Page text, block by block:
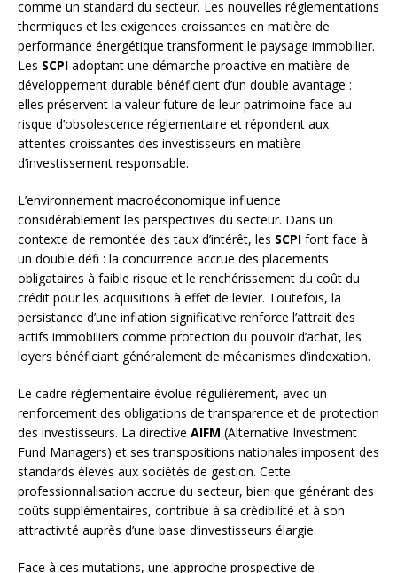
comme un standard du secteur. Les nouvelles réglementations
thermiques et les exigences croissantes en matière de
performance énergétique transforment le paysage immobilier.
Les SCPI adoptant une démarche proactive en matière de
développement durable bénéficient d’un double avantage :
elles préservent la valeur future de leur patrimoine face au
risque d’obsolescence réglementaire et répondent aux
attentes croissantes des investisseurs en matière
d’investissement responsable.
L’environnement macroéconomique influence
considérablement les perspectives du secteur. Dans un
contexte de remontée des taux d’intérêt, les SCPI font face à
un double défi : la concurrence accrue des placements
obligataires à faible risque et le renchérissement du coût du
crédit pour les acquisitions à effet de levier. Toutefois, la
persistance d’une inflation significative renforce l’attrait des
actifs immobiliers comme protection du pouvoir d’achat, les
loyers bénéficiant généralement de mécanismes d’indexation.
Le cadre réglementaire évolue régulièrement, avec un
renforcement des obligations de transparence et de protection
des investisseurs. La directive AIFM (Alternative Investment
Fund Managers) et ses transpositions nationales imposent des
standards élevés aux sociétés de gestion. Cette
professionnalisation accrue du secteur, bien que générant des
coûts supplémentaires, contribue à sa crédibilité et à son
attractivité auprès d’une base d’investisseurs élargie.
Face à ces mutations, une approche prospective de